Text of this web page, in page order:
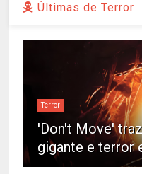
Últimas de Terror
Terror
'Don't Move'
gigante e terror